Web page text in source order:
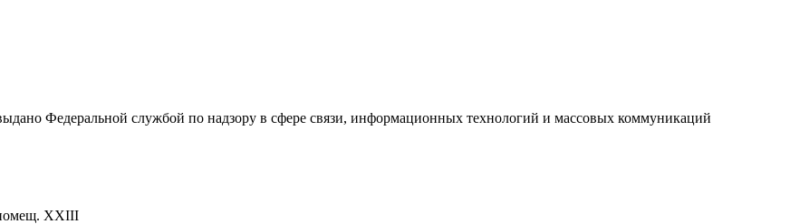
Федеральной службой по надзору в сфере связи, информационных технологий и массовых коммуникаций
помещ. XXIII